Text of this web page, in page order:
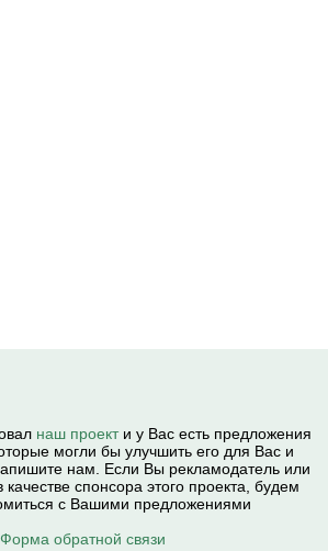
наш проекти у Вас есть предложения
могли бы улучшить его для Вас и
нам. Если Вы рекламодатель или
качестве спонсора этого проекта, будем
с Вашими предложениями
Форма обратной связи